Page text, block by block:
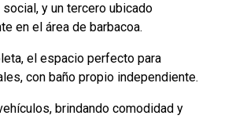
y un tercero ubicado
en el área de barbacoa.
el espacio perfecto para
con baño propio independiente.
brindando comodidad y